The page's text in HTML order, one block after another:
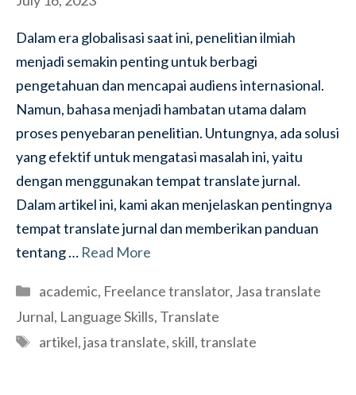
Dalam era globalisasi saat ini, penelitian ilmiah
menjadi semakin penting untuk berbagi
pengetahuan dan mencapai audiens internasional.
Namun, bahasa menjadi hambatan utama dalam
proses penyebaran penelitian. Untungnya, ada solusi
yang efektif untuk mengatasi masalah ini, yaitu
dengan menggunakan tempat translate jurnal.
Dalam artikel ini, kami akan menjelaskan pentingnya
tempat translate jurnal dan memberikan panduan
tentang … Read More
Categories
academic, Freelance translator, Jasa translate
Jurnal, Language Skills, Translate
Tags
artikel,jasa translate, skill,translate